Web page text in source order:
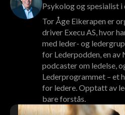
Psykolog og spesialist
Tor Åge Eikerapen er
driver Execu AS, hvor
med leder- og
for Lederpodden, en
podcaster om ledelse,
Lederprogrammet – et
for ledere. Opptatt av
bare forstås.